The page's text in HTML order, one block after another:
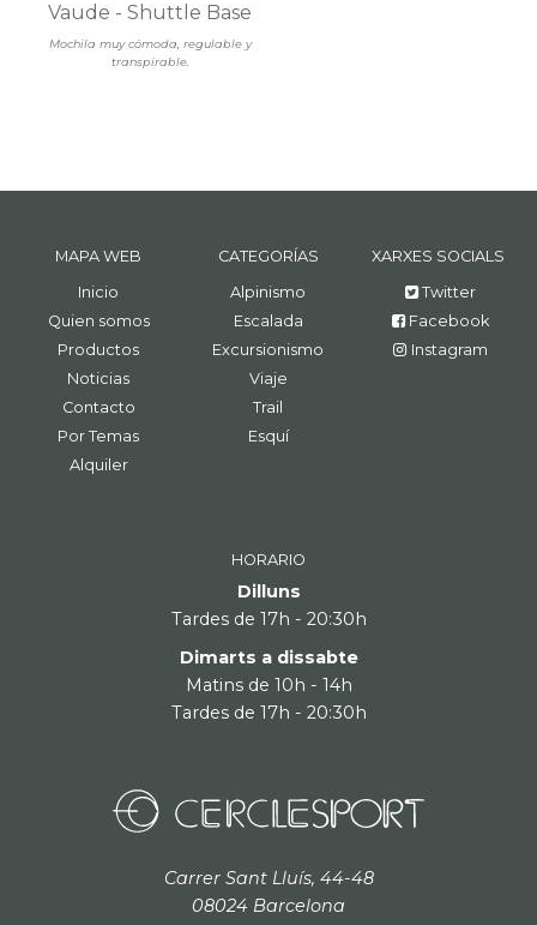
Mochila muy cómoda, regulable y
transpirable.
Vaude - Shuttle Base
MAPA WEB
Inicio
Quien somos
Productos
Noticias
Contacto
Por Temas
Alquiler
CATEGORÍAS
Alpinismo
Escalada
Excursionismo
Viaje
Trail
Esquí
XARXES SOCIALS
Twitter
Facebook
Instagram
HORARIO
Dilluns
Tardes de 17h - 20:30h
Dimarts a dissabte
Matins de 10h - 14h
Tardes de 17h - 20:30h
Carrer Sant Lluís, 44-48
08024 Barcelona